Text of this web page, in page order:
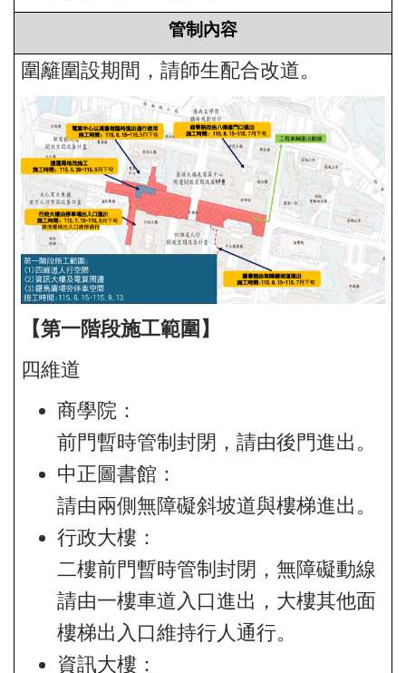
管制內容
圍籬圍設期間，請師生配合改道。
【第一階段施工範圍】
四維道
商學院：
前門暫時管制封閉，請由後門進出。
中正圖書館：
請由兩側無障礙斜坡道與樓梯進出。
行政大樓：
二樓前門暫時管制封閉，無障礙動線
請由一樓車道入口進出，大樓其他面
樓梯出入口維持行人通行。
資訊大樓：